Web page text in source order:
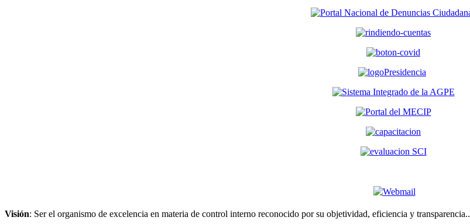
Visión: Ser el organismo de excelencia en materia de control interno reconocido por su objetividad, eficiencia y transparencia..